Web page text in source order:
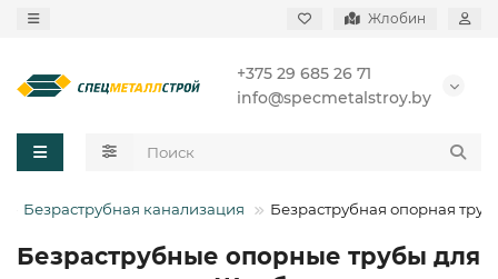
Жлобин
+375 29 685 26 71
info@specmetalstroy.by
Безраструбная канализация Безраструбная опорная
Безраструбные опорные трубы для